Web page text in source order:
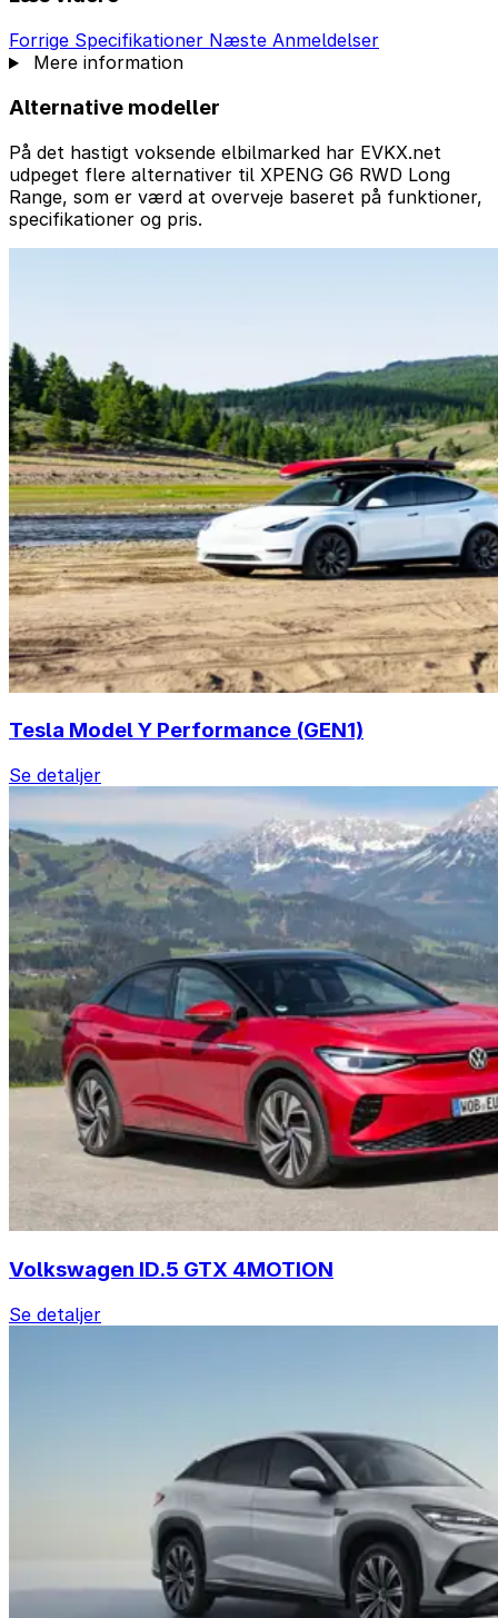
Forrige Specifikationer Næste Anmeldelser
Mere information
Alternative modeller
På det hastigt voksende elbilmarked har EVKX.net
udpeget flere alternativer til XPENG G6 RWD Long
Range, som er værd at overveje baseret på funktioner,
specifikationer og pris.
Tesla Model Y Performance (GEN1)
Se detaljer
Volkswagen ID.5 GTX 4MOTION
Se detaljer